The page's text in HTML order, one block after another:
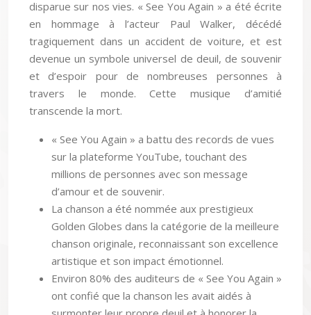
disparue sur nos vies. « See You Again » a été écrite
en hommage à l’acteur Paul Walker, décédé
tragiquement dans un accident de voiture, et est
devenue un symbole universel de deuil, de souvenir
et d’espoir pour de nombreuses personnes à
travers le monde. Cette musique d’amitié
transcende la mort.
« See You Again » a battu des records de vues
sur la plateforme YouTube, touchant des
millions de personnes avec son message
d’amour et de souvenir.
La chanson a été nommée aux prestigieux
Golden Globes dans la catégorie de la meilleure
chanson originale, reconnaissant son excellence
artistique et son impact émotionnel.
Environ 80% des auditeurs de « See You Again »
ont confié que la chanson les avait aidés à